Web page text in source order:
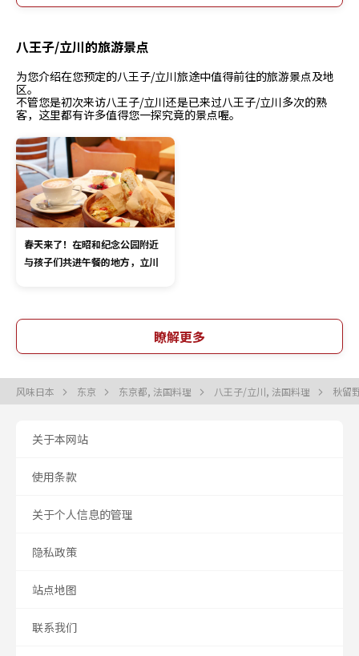
八王子/立川的旅游景点
为您介绍在您预定的八王子/立川旅途中值得前往的旅游景点及地
区。
不管您是初次来访八王子/立川还是已来过八王子/立川多次的熟
客，这里都有许多值得您一探究竟的景点喔。
春天来了！在昭和纪念公园附近
与孩子们共进午餐的地方，立川
瞭解更多
风味日本 东京 东京都, 法国料理 八王子/立川, 法国料理 秋留
关于本网站
使用条款
关于个人信息的管理
隐私政策
站点地图
联系我们